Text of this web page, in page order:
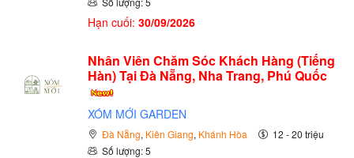
Hạn cuối: 30/09/2026
Nhân Viên Chăm Sóc Khách Hàng (Tiếng
Hàn) Tại Đà Nẵng, Nha Trang, Phú Quốc
XÓM MỚI GARDEN
Đà Nẵng, Kiên Giang, Khánh Hòa
12 - 20 triệu
Số lượng: 5